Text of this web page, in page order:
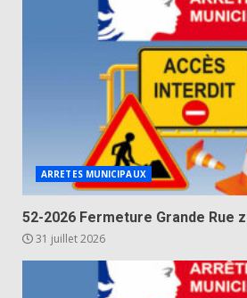
ARRETES MUNICIPAUX
52-2026 Fermeture Grande Rue
31 juillet 2026